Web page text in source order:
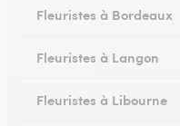
Fleuristes à Bordeaux
Fleuristes à Langon
Fleuristes à Libourne